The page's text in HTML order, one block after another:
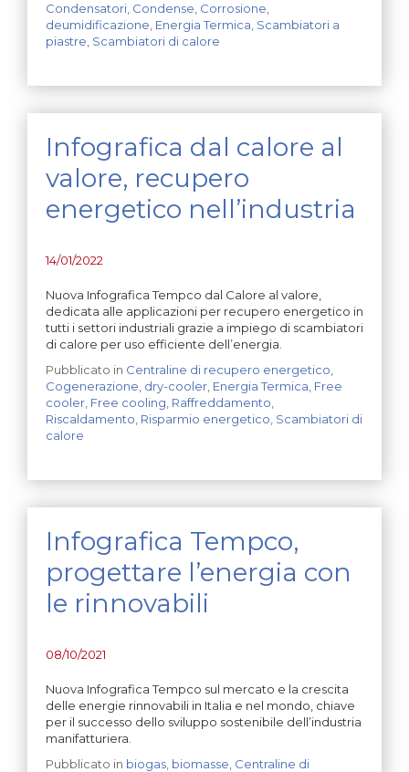
Condensatori Condense Corrosione
deumidificazione Energia Termica Scambiatori a
piastre Scambiatori di calore
Infografica dal calore al
valore, recupero
energetico nell’industria
14/01/2022
Nuova Infografica Tempco dal Calore al valore,
dedicata alle applicazioni per recupero energetico in
tutti i settori industriali grazie a impiego di scambiatori
di calore per uso efficiente dell’energia.
Pubblicato in Centraline di recupero energetico
Cogenerazione dry-cooler Energia Termica Free
cooler Free cooling Raffreddamento
Riscaldamento Risparmio energetico Scambiatori di
calore
Infografica Tempco,
progettare l’energia con
le rinnovabili
08/10/2021
Nuova Infografica Tempco sul mercato e la crescita
delle energie rinnovabili in Italia e nel mondo, chiave
per il successo dello sviluppo sostenibile dell’industria
manifatturiera.
Pubblicato in biogas biomasse Centraline di